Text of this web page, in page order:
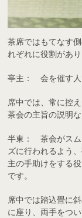
茶席ではもてなす
れぞれに役割があり
亭主： 会を催す人
席中では、常に控
茶会の主旨の説明な
半東： 茶会がス
ズに行われるよう
主の手助けをする
です。
席中では踏込畳に
に座り、両手をつ